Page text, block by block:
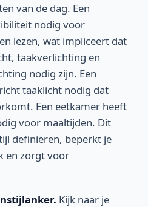
van de dag. Een
nodig voor
lezen, wat impliceert dat
taakverlichting en
nodig zijn. Een
taaklicht nodig dat
Een eetkamer heeft
voor maaltijden. Dit
definiëren, beperkt je
en zorgt voor
Kijk naar je